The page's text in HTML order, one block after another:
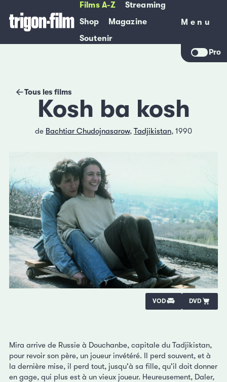
Films A-Z
Streaming
Shop
Magazine
Soutenir
Menu
Menu
Pro
Tous les films
Kosh ba kosh
de Bachtiar Chudojnasarow, Tadjikistan, 1990
VOD DVD
Mira arrive de Russie à Douchanbe, capitale du Tadjikistan,
pour revoir son père, un joueur invétéré. Il perd souvent, et à
la dernière mise, il perd tout, jusqu'à sa fille, qu'il doit donner
en gage, qui plus est à un vieux joueur. Heureusement, Daler,